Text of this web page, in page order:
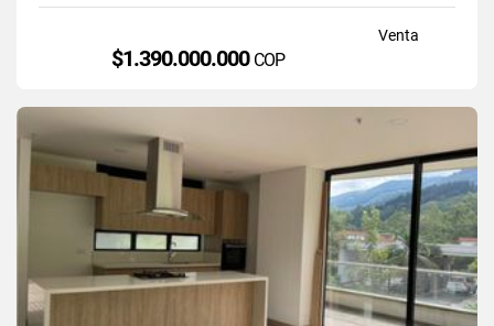
Venta
$1.390.000.000 COP